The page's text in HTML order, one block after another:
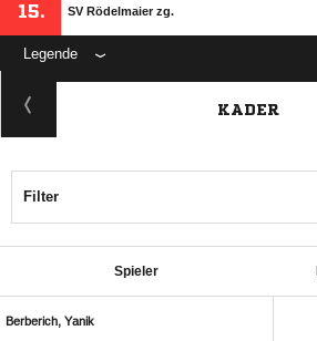
15. SV Rödelmaier zg.
Legende
KADER
Filter
Spieler
 